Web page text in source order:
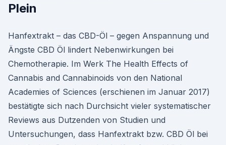
Plein
Hanfextrakt – das CBD-Öl – gegen Anspannung und
Ängste CBD Öl lindert Nebenwirkungen bei
Chemotherapie. Im Werk The Health Effects of
Cannabis and Cannabinoids von den National
Academies of Sciences (erschienen im Januar 2017)
bestätigte sich nach Durchsicht vieler systematischer
Reviews aus Dutzenden von Studien und
Untersuchungen, dass Hanfextrakt bzw. CBD Öl bei